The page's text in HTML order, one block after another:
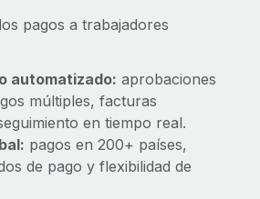
pagos a trabajadores
automatizado: aprobaciones
múltiples, facturas
en tiempo real.
pagos en 200+ países,
de pago y flexibilidad de